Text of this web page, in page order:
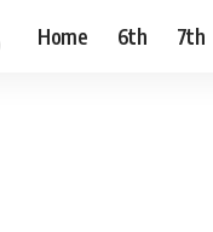
Home 6th 7th